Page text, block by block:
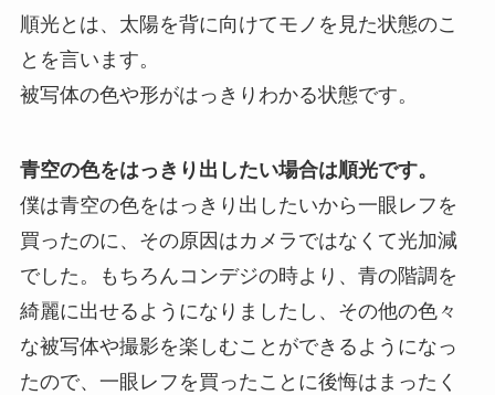
順光とは、太陽を背に向けてモノを見た状態のこ
とを言います。
被写体の色や形がはっきりわかる状態です。
青空の色をはっきり出したい場合は順光です。
僕は青空の色をはっきり出したいから一眼レフを
買ったのに、その原因はカメラではなくて光加減
でした。もちろんコンデジの時より、青の階調を
綺麗に出せるようになりましたし、その他の色々
な被写体や撮影を楽しむことができるようになっ
たので、一眼レフを買ったことに後悔はまったく